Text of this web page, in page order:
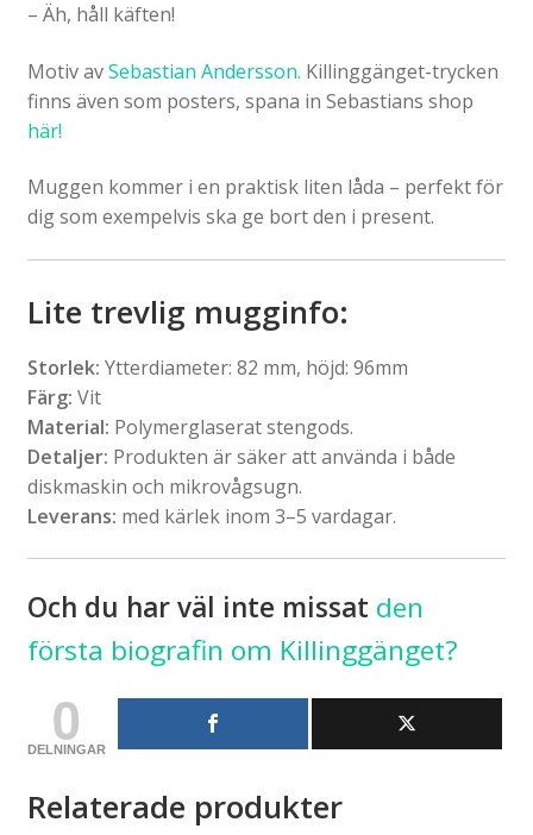
– Äh, håll käften!
Motiv avSebastian Andersson. Killinggänget-trycken
finns även som posters, spana in Sebastians shop
här!
Muggen kommer i en praktisk liten låda – perfekt för
dig som exempelvis ska ge bort den i present.
Lite trevlig mugginfo:
Storlek: Ytterdiameter: 82 mm, höjd: 96mm
Färg: Vit
Material: Polymerglaserat stengods.
Detaljer: Produkten är säker att använda i både
diskmaskin och mikrovågsugn.
Leverans: med kärlek inom 3–5 vardagar.
Och du har väl inte missat den
första biografin om Killinggänget?
0
DELNINGAR
Relaterade produkter